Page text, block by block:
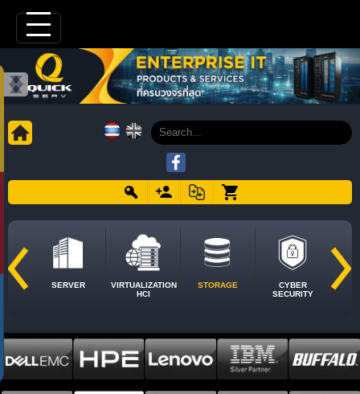
SERVER
VIRTUALIZATION
HCI
STORAGE
CYBER
SECURITY